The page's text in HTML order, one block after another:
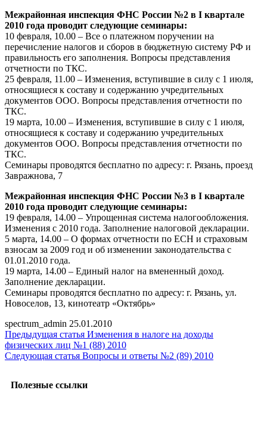
Межрайонная инспекция ФНС России №2 в I квартале
2010 года проводит следующие семинары:
10 февраля, 10.00 – Все о платежном поручении на
перечисление налогов и сборов в бюджетную систему РФ и
правильность его заполнения. Вопросы представления
отчетности по ТКС.
25 февраля, 11.00 – Изменения, вступившие в силу с 1 июля,
относящиеся к составу и содержанию учредительных
документов ООО. Вопросы представления отчетности по
ТКС.
19 марта, 10.00 – Изменения, вступившие в силу с 1 июля,
относящиеся к составу и содержанию учредительных
документов ООО. Вопросы представления отчетности по
ТКС.
Семинары проводятся бесплатно по адресу: г. Рязань, проезд
Завражнова, 7
Межрайонная инспекция ФНС России №3 в I квартале
2010 года проводит следующие семинары:
19 февраля, 14.00 – Упрощенная система налогообложения.
Изменения с 2010 года. Заполнение налоговой декларации.
5 марта, 14.00 – О формах отчетности по ЕСН и страховым
взносам за 2009 год и об изменении законодательства с
01.01.2010 года.
19 марта, 14.00 – Единый налог на вмененный доход.
Заполнение декларации.
Семинары проводятся бесплатно по адресу: г. Рязань, ул.
Новоселов, 13, кинотеатр «Октябрь»
spectrum_admin 25.01.2010
Предыдущая статья Изменения в налоге на доходы
физических лиц №1 (88) 2010
Следующая статья Вопросы и ответы №2 (89) 2010
Полезные ссылки